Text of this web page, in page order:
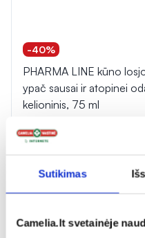
Sutikimas
Camelia.lt svetainėje
-40%
PHARMA LINE kūno
ypač sausai ir atopinei
kelioninis, 75 ml
Įvertinimas 5.0 iš 5
% PAPILDOMA